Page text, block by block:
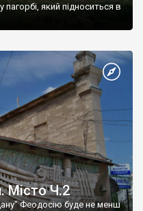
який підноситься в
Місто Ч.2
Феодосію буде не менш